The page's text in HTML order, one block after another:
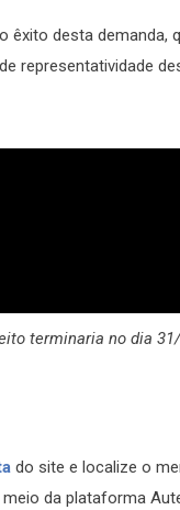
êxito desta demanda,
representatividade
terminaria no dia
do site e localize o
meio da plataforma